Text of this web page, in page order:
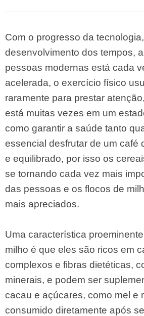
Com o progresso da
desenvolvimento dos tempos,
pessoas modernas está cada
acelerada, o exercício físico
raramente para prestar
está muitas vezes em um
como garantir a saúde tanto
essencial desfrutar de um café
e equilibrado, por isso os
se tornando cada vez mais
das pessoas e os flocos de
mais apreciados.
Uma característica
milho é que eles são ricos em
complexos e fibras dietéticas,
minerais, e podem ser
cacau e açúcares, como mel e
consumido diretamente após